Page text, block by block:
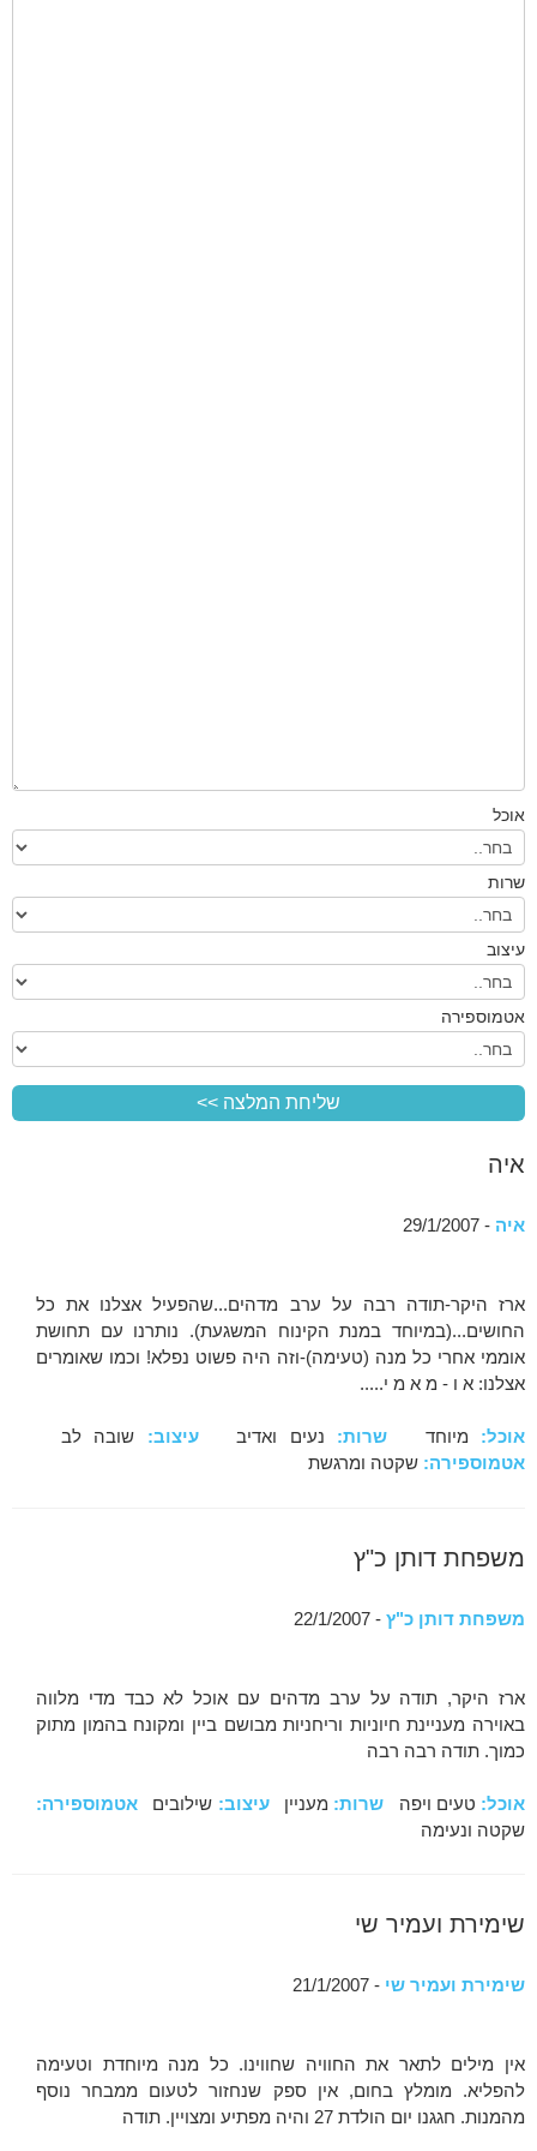
אוכל
שרות
עיצוב
אטמוספירה
איה
איה - 29/1/2007
ארז היקר-תודה רבה על ערב מדהים...שהפעיל אצלנו את כל
החושים...(במיוחד במנת הקינוח המשגעת). נותרנו עם תחושת
אוממי אחרי כל מנה (טעימה)-וזה היה פשוט נפלא! וכמו שאומרים
אצלנו: א ו - מ א מ י.....
אוכל: מיוחד שרות: נעים ואדיבעיצוב: שובה לב
אטמוספירה: שקטה ומרגשת
משפחת דותן כ"ץ
משפחת דותן כ"ץ - 22/1/2007
ארז היקר, תודה על ערב מדהים עם אוכל לא כבד מדי מלווה
באוירה מעניינת חיוניות וריחניות מבושם ביין ומקונח בהמון מתוק
כמוך. תודה רבה רבה
אוכל: טעים ויפה שרות: מענייןעיצוב: שילובים אטמוספירה:
שקטה ונעימה
שימירת ועמיר שי
שימירת ועמיר שי - 21/1/2007
אין מילים לתאר את החוויה שחווינו. כל מנה מיוחדת וטעימה
להפליא. מומלץ בחום, אין ספק שנחזור לטעום ממבחר נוסף
מהמנות. חגגנו יום הולדת 27 והיה מפתיע ומצויין. תודה